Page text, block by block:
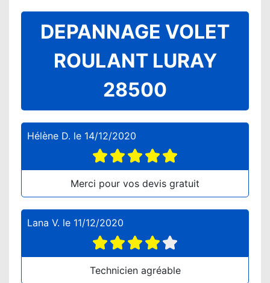
DEPANNAGE VOLET
ROULANT LURAY
28500
Hélène D. le 14/12/2020
Merci pour vos devis gratuit
Lana V. le 11/12/2020
Technicien agréable